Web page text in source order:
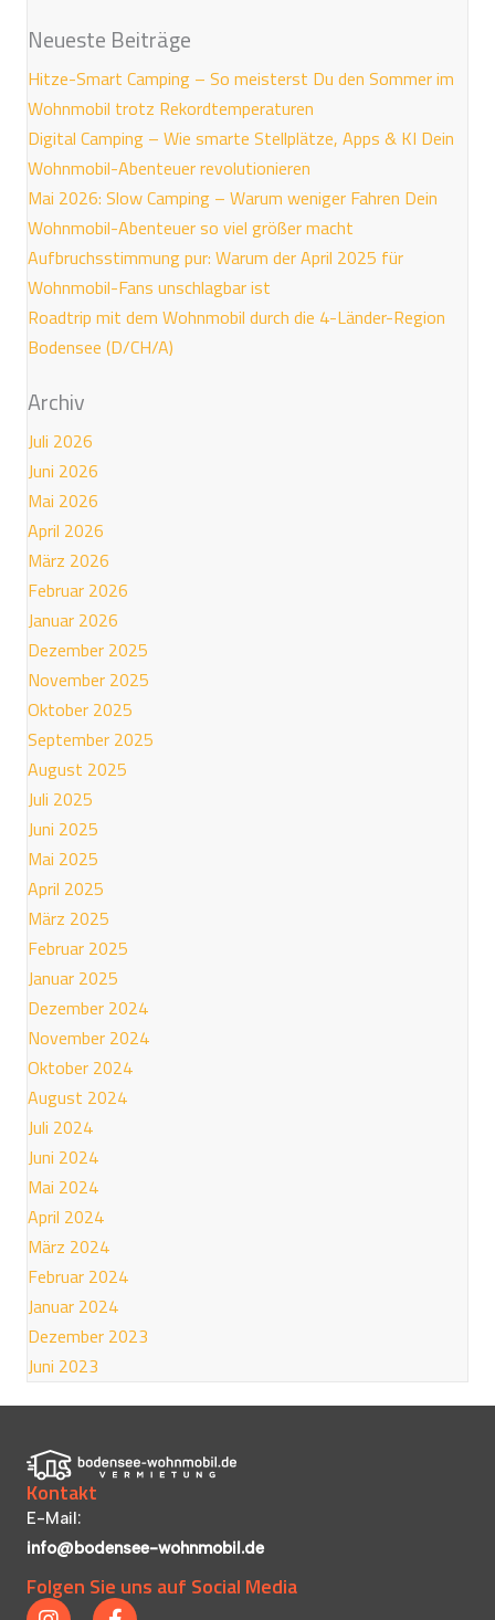
Neueste Beiträge
Hitze-Smart Camping – So meisterst Du den Sommer im
Wohnmobil trotz Rekordtemperaturen
Digital Camping – Wie smarte Stellplätze, Apps & KI Dein
Wohnmobil-Abenteuer revolutionieren
Mai 2026: Slow Camping – Warum weniger Fahren Dein
Wohnmobil-Abenteuer so viel größer macht
Aufbruchsstimmung pur: Warum der April 2025 für
Wohnmobil-Fans unschlagbar ist
Roadtrip mit dem Wohnmobil durch die 4-Länder-Region
Bodensee (D/CH/A)
Archiv
Juli 2026
Juni 2026
Mai 2026
April 2026
März 2026
Februar 2026
Januar 2026
Dezember 2025
November 2025
Oktober 2025
September 2025
August 2025
Juli 2025
Juni 2025
Mai 2025
April 2025
März 2025
Februar 2025
Januar 2025
Dezember 2024
November 2024
Oktober 2024
August 2024
Juli 2024
Juni 2024
Mai 2024
April 2024
März 2024
Februar 2024
Januar 2024
Dezember 2023
Juni 2023
Kontakt
E-Mail:
info@bodensee-wohnmobil.de
Folgen Sie uns auf Social Media